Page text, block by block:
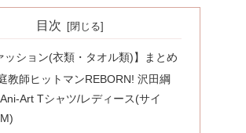
目次
ッション(衣類・タオル類)】まとめ
教師ヒットマンREBORN! 沢田綱
Art Tシャツ/レディース(サイ